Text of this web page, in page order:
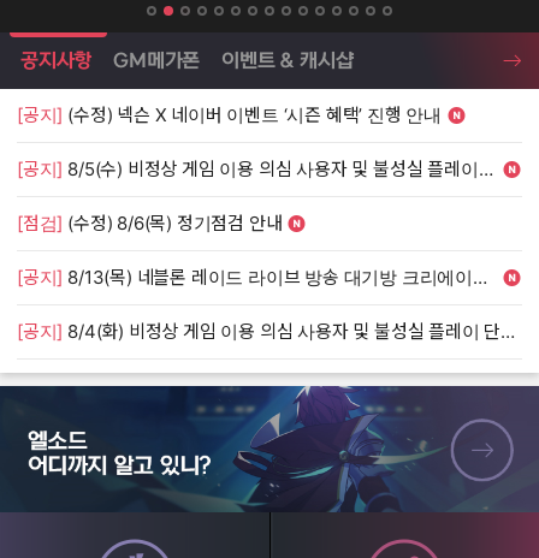
엘소드 소식
공지사항 GM메가폰 이벤트 & 캐시샵
[공지] (수정) 넥슨 X 네이버 이벤트 ‘시즌 혜택’ 진행 안내
[공지] 8/5(수) 비정상 게임 이용 의심 사용자 및 불성실 플레이 단속 안내
[점검] (수정) 8/6(목) 정기점검 안내
[공지] 8/13(목) 네블론 레이드 라이브 방송 대기방 크리에이터 모집 안내
[공지] 8/4(화) 비정상 게임 이용 의심 사용자 및 불성실 플레이 단속 안내
엘소드 어디까지 알고 있니?